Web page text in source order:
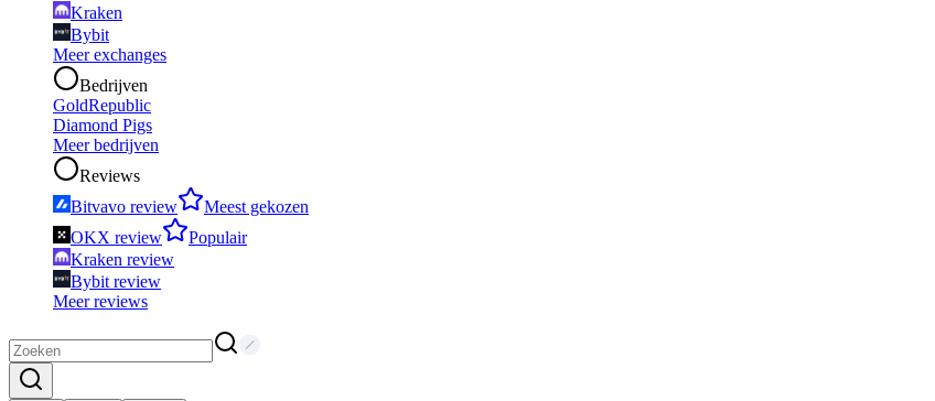
Kraken
Bybit
Meer exchanges
Bedrijven
GoldRepublic
Diamond Pigs
Meer bedrijven
Reviews
Bitvavo review
Meest gekozen
OKX review
Populair
Kraken review
Bybit review
Meer reviews